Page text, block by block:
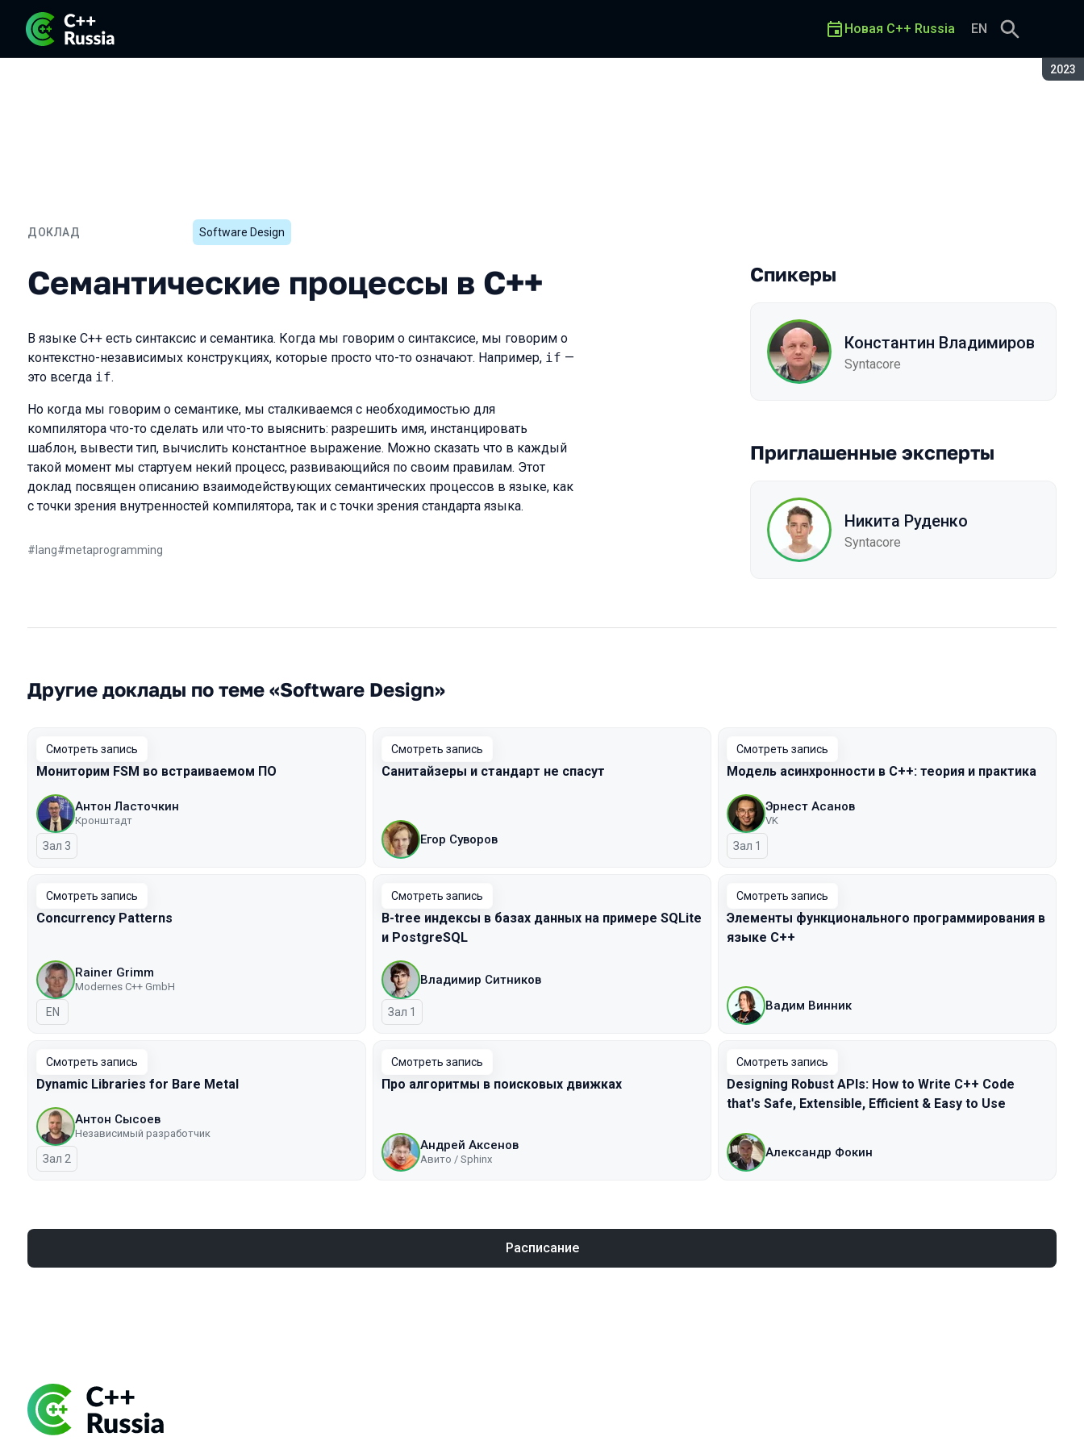
2023
Новая C++ Russia EN
ДОКЛАД
Семантические процессы в C++
Software Design
Семантические процессы в C++
В языке C++ есть синтаксис и семантика. Когда мы говорим о синтаксисе, мы говорим о
контекстно-независимых конструкциях, которые просто что-то означают. Например, if —
это всегда if.
Но когда мы говорим о семантике, мы сталкиваемся с необходимостью для
компилятора что-то сделать или что-то выяснить: разрешить имя, инстанцировать
шаблон, вывести тип, вычислить константное выражение. Можно сказать что в каждый
такой момент мы стартуем некий процесс, развивающийся по своим правилам. Этот
доклад посвящен описанию взаимодействующих семантических процессов в языке, как
с точки зрения внутренностей компилятора, так и с точки зрения стандарта языка.
# lang#metaprogramming
Спикеры
Константин Владимиров
Syntacore
Приглашенные эксперты
Никита Руденко
Syntacore
Другие доклады по теме «Software Design»
Смотреть запись
Мониторим FSM во встраиваемом ПО
Антон Ласточкин
Кронштадт
Зал 3
Смотреть запись
Санитайзеры и стандарт не спасут
Егор Суворов
Смотреть запись
Модель асинхронности в C++: теория и практика
Эрнест Асанов
VK
Зал 1
Смотреть запись
Concurrency Patterns
Rainer Grimm
Modernes C++ GmbH
На английском языке
EN
Смотреть запись
B-tree индексы в базах данных на примере SQLite
и PostgreSQL
Владимир Ситников
Зал 1
Смотреть запись
Элементы функционального программирования в
языке C++
Вадим Винник
Смотреть запись
Dynamic Libraries for Bare Metal
Антон Сысоев
Независимый разработчик
Зал 2
Смотреть запись
Про алгоритмы в поисковых движках
Андрей Аксенов
Авито / Sphinx
Смотреть запись
Designing Robust APIs: How to Write C++ Code
that's Safe, Extensible, Efficient & Easy to Use
Александр Фокин
Расписание